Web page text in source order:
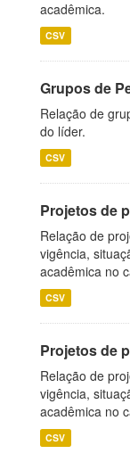
acadêmica.
CSV
Grupos de
Relação de
do líder.
CSV
Projetos de
Relação de
vigência,
acadêmica no
CSV
Projetos de
Relação de
vigência,
acadêmica no
CSV